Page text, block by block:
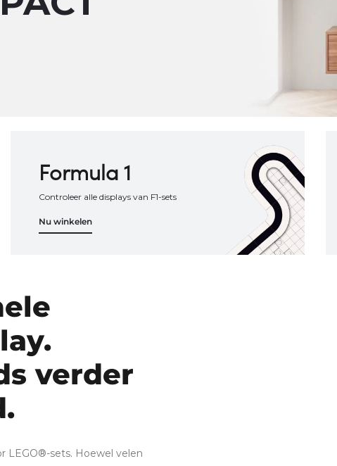
Formula 1
Controleer alle displays van F1-sets
Nu winkelen
verder
LEGO®-sets. Hoewel velen